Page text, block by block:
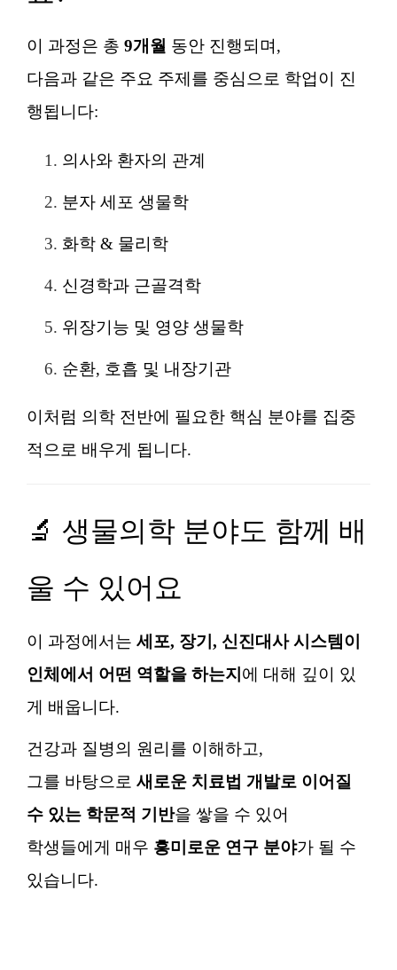
이 과정은 총 9개월 동안 진행되며,
다음과 같은 주요 주제를 중심으로 학업이 진
행됩니다:
의사와 환자의 관계
분자 세포 생물학
화학 & 물리학
신경학과 근골격학
위장기능 및 영양 생물학
순환, 호흡 및 내장기관
이처럼 의학 전반에 필요한 핵심 분야를 집중
적으로 배우게 됩니다.
🔬 생물의학 분야도 함께 배
울 수 있어요
이 과정에서는 세포, 장기, 신진대사 시스템이
인체에서 어떤 역할을 하는지 에 대해 깊이 있
게 배웁니다.
건강과 질병의 원리를 이해하고,
그를 바탕으로 새로운 치료법 개발로 이어질
수 있는 학문적 기반을 쌓을 수 있어
학생들에게 매우 흥미로운 연구 분야가 될 수
있습니다.